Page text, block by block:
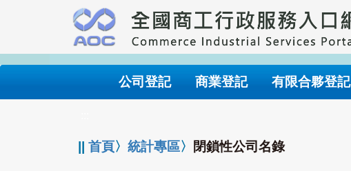
要
內
公司登記 商業登記 有限合夥登記
||首頁〉統計專區〉 閉鎖性公司名錄